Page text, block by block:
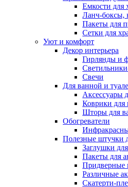
Емкости для
Ланч-боксы,
Пакеты для
Сетки для
Уют и комфорт
Декор интерьера
Гирлянды и
Свечи
Для ванной и
Аксессуары
Коврики для
Шторы для
Обогреватели
Полезные штучки
Заглушки
Пакеты для
Придверные
Различные
Скатерти-